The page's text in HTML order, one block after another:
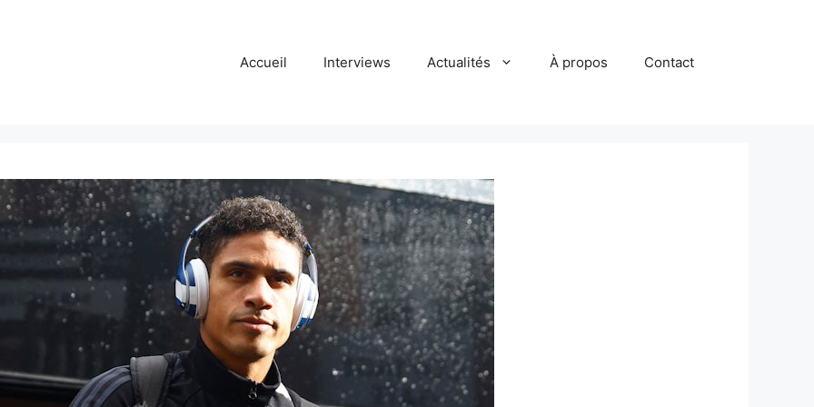
Accueil Interviews Actualités À propos Contact